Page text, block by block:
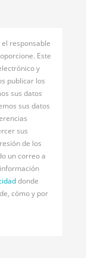
el responsable
Este
y
publicar los
sus datos
sus datos
sus
de los
un correo a
donde
cómo y por